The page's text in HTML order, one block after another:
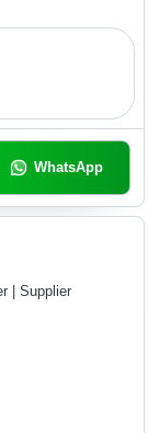
WhatsApp
| Supplier